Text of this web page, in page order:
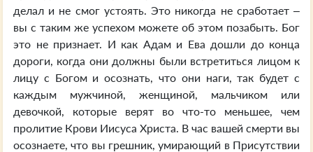
делал и не смог устоять. Это никогда не сработает –
вы с таким же успехом можете об этом позабыть. Бог
это не признает. И как Адам и Ева дошли до конца
дороги, когда они должны были встретиться лицом к
лицу с Богом и осознать, что они наги, так будет с
каждым мужчиной, женщиной, мальчиком или
девочкой, которые верят во что-то меньшее, чем
пролитие Крови Иисуса Христа. В час вашей смерти вы
осознаете, что вы грешник, умирающий в Присутствии